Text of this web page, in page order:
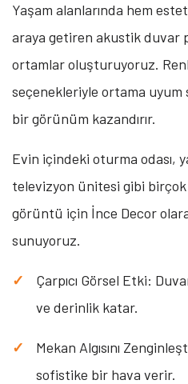
Yaşam alanlarında hem
araya getiren akustik duvar
ortamlar oluşturuyoruz.
seçenekleriyle ortama uyum
bir görünüm kazandırır.
Evin içindeki oturma odası,
televizyon ünitesi gibi
görüntü için İnce Decor
sunuyoruz.
Çarpıcı Görsel Etki:
ve derinlik katar.
Mekan Algısını
sofistike bir hava verir.